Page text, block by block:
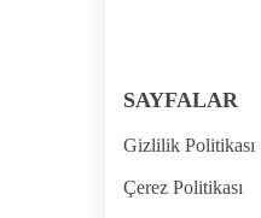
SAYFALAR
Gizlilik Politikası
Çerez Politikası